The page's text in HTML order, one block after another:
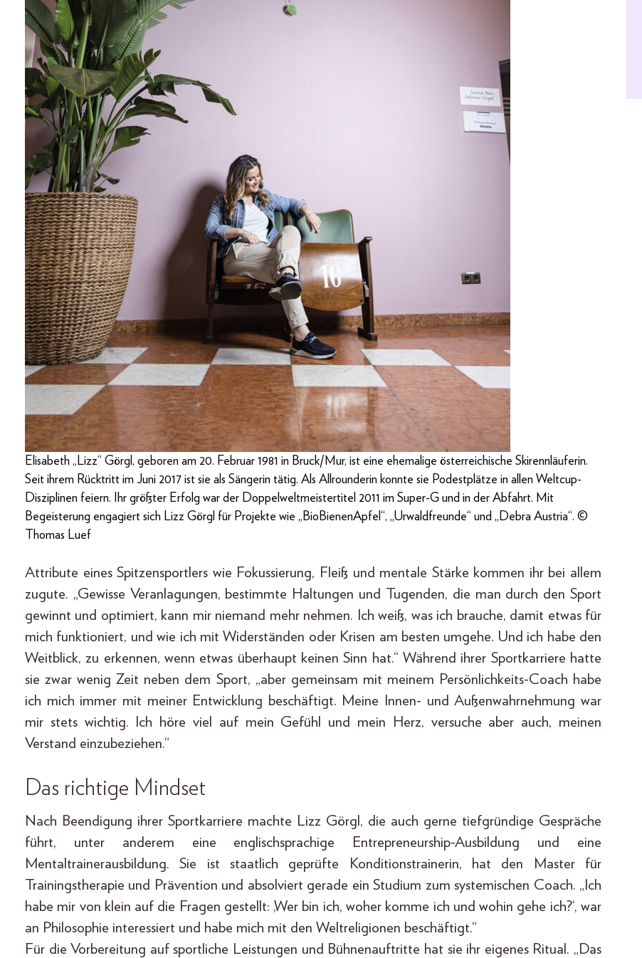
Elisabeth „Lizz“ Görgl, geboren am 20. Februar 1981 in Bruck/Mur, ist eine ehemalige österreichische Skirennläuferin.
Seit ihrem Rücktritt im Juni 2017 ist sie als Sängerin tätig. Als Allrounderin konnte sie Podestplätze in allen Weltcup-
Disziplinen feiern. Ihr größter Erfolg war der Doppelweltmeister­titel 2011 im Super-G und in der Abfahrt. Mit
Begeisterung engagiert sich Lizz Görgl für Projekte wie „BioBienenApfel“, „Urwaldfreunde“ und „Debra Austria“. ©
Thomas Luef
Attribute eines Spitzensportlers wie Fokussierung, Fleiß und mentale Stärke kommen ihr bei allem
zugute. „Gewisse Veranlagungen, bestimmte Haltungen und Tugenden, die man durch den Sport
gewinnt und optimiert, kann mir niemand mehr nehmen. Ich weiß, was ich brauche, damit etwas für
mich funktioniert, und wie ich mit Widerständen oder Krisen am besten umgehe. Und ich habe den
Weitblick, zu erkennen, wenn etwas überhaupt keinen Sinn hat.“ Während ihrer Sportkarriere hatte
sie zwar wenig Zeit neben dem Sport, „aber gemeinsam mit meinem Persönlichkeits-Coach habe
ich mich immer mit meiner Entwicklung beschäftigt. Meine Innen- und Außenwahrnehmung war
mir stets wichtig. Ich höre viel auf mein Gefühl und mein Herz, versuche aber auch, meinen
Verstand einzubeziehen.“
Das richtige Mindset
Nach Beendigung ihrer Sportkarriere machte Lizz Görgl, die auch gerne tiefgründige Gespräche
führt, unter anderem eine englischsprachige Entrepreneurship-Ausbildung und eine
Mentaltrainerausbildung. Sie ist staatlich geprüfte Konditionstrainerin, hat den Master für
Trainingstherapie und Prävention und absolviert gerade ein Studium zum systemischen Coach. „Ich
habe mir von klein auf die Fragen gestellt: ‚Wer bin ich, woher komme ich und wohin gehe ich?‘, war
an Philosophie interessiert und habe mich mit den Weltreligionen beschäftigt.“
Für die Vorbereitung auf sportliche Leistungen und Bühnenauftritte hat sie ihr eigenes Ritual. „Das